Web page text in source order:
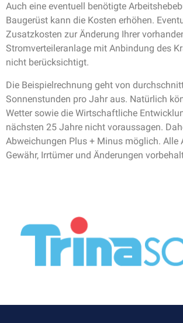
Auch eine eventuell benötigte
Baugerüst kann die Kosten erhöhen.
Zusatzkosten zur Änderung Ihrer
Stromverteileranlage mit Anbindung des
nicht berücksichtigt.
Die Beispielrechnung geht von
Sonnenstunden pro Jahr aus. Natürlich
Wetter sowie die Wirtschaftliche
nächsten 25 Jahre nicht voraussagen.
Abweichungen Plus + Minus möglich. Alle
Gewähr, Irrtümer und Änderungen